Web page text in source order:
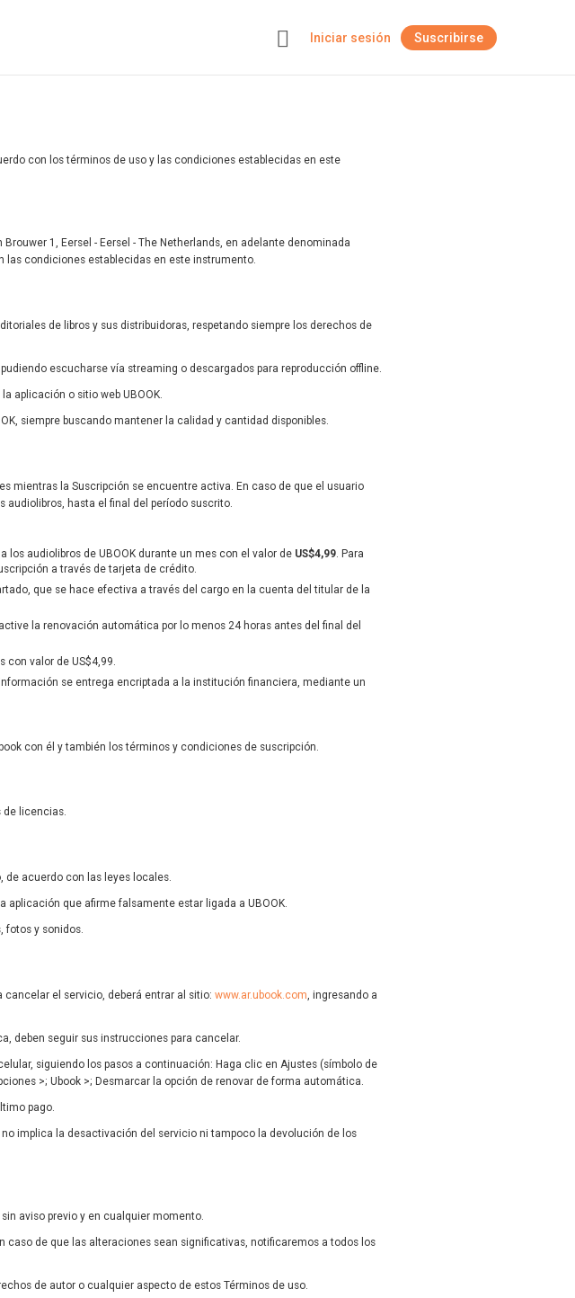
Iniciar sesión Suscribirse
con los términos de uso y las condiciones establecidas en este
1, Eersel - Eersel - The Netherlands, en adelante denominada
las condiciones establecidas en este instrumento.
de libros y sus distribuidoras, respetando siempre los derechos de
escucharse vía streaming o descargados para reproducción offline.
aplicación o sitio web UBOOK.
siempre buscando mantener la calidad y cantidad disponibles.
mientras la Suscripción se encuentre activa. En caso de que el usuario
hasta el final del período suscrito.
audiolibros de UBOOK durante un mes con el valor de US$4,99. Para
a través de tarjeta de crédito.
que se hace efectiva a través del cargo en la cuenta del titular de la
la renovación automática por lo menos 24 horas antes del final del
valor de US$4,99.
se entrega encriptada a la institución financiera, mediante un
con él y también los términos y condiciones de suscripción.
licencias.
de acuerdo con las leyes locales.
aplicación que afirme falsamente estar ligada a UBOOK.
fotos y sonidos.
cancelar el servicio, deberá entrar al sitio: www.ar.ubook.com , ingresando a
deben seguir sus instrucciones para cancelar.
siguiendo los pasos a continuación: Haga clic en Ajustes (símbolo de
>; Ubook >; Desmarcar la opción de renovar de forma automática.
pago.
implica la desactivación del servicio ni tampoco la devolución de los
aviso previo y en cualquier momento.
caso de que las alteraciones sean significativas, notificaremos a todos los
de autor o cualquier aspecto de estos Términos de uso.